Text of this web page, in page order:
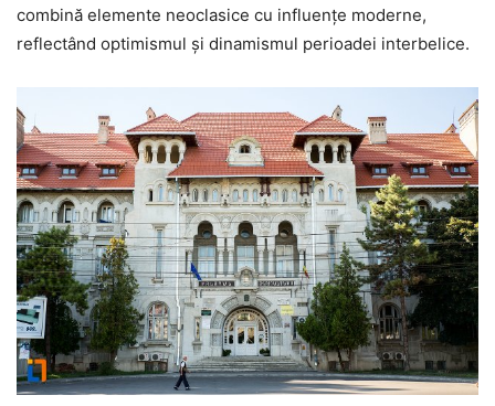
combină elemente neoclasice cu influențe moderne,
reflectând optimismul și dinamismul perioadei interbelice.